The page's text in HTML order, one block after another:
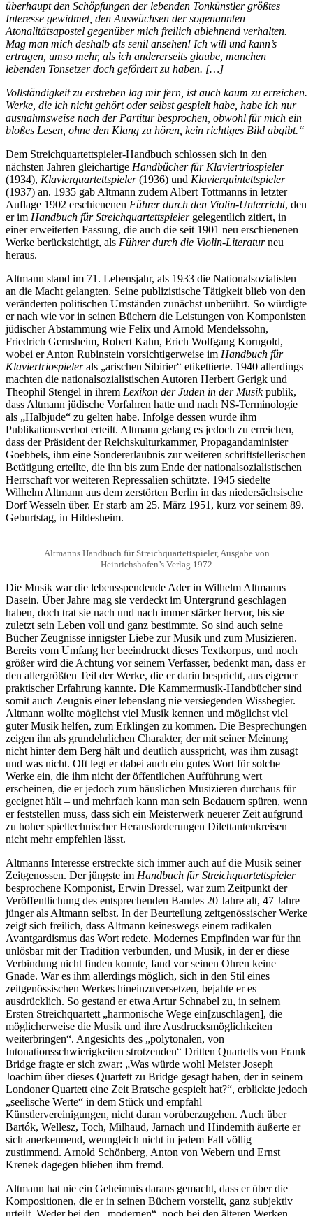
überhaupt den Schöpfungen der lebenden Tonkünstler größtes
Interesse gewidmet, den Auswüchsen der sogenannten
Atonalitätsapostel gegenüber mich freilich ablehnend verhalten.
Mag man mich deshalb als senil ansehen! Ich will und kann’s
ertragen, umso mehr, als ich andererseits glaube, manchen
lebenden Tonsetzer doch gefördert zu haben. […]
Vollständigkeit zu erstreben lag mir fern, ist auch kaum zu erreichen.
Werke, die ich nicht gehört oder selbst gespielt habe, habe ich nur
ausnahmsweise nach der Partitur besprochen, obwohl für mich ein
bloßes Lesen, ohne den Klang zu hören, kein richtiges Bild abgibt.“
Dem Streichquartettspieler-Handbuch schlossen sich in den
nächsten Jahren gleichartige Handbücher für Klaviertriospieler
(1934), Klavierquartettspieler(1936) und Klavierquintettspieler
(1937) an. 1935 gab Altmann zudem Albert Tottmanns in letzter
Auflage 1902 erschienenen Führer durch den Violin-Unterricht, den
er im Handbuch für Streichquartettspielergelegentlich zitiert, in
einer erweiterten Fassung, die auch die seit 1901 neu erschienenen
Werke berücksichtigt, als Führer durch die Violin-Literaturneu
heraus.
Altmann stand im 71. Lebensjahr, als 1933 die Nationalsozialisten
an die Macht gelangten. Seine publizistische Tätigkeit blieb von den
veränderten politischen Umständen zunächst unberührt. So würdigte
er nach wie vor in seinen Büchern die Leistungen von Komponisten
jüdischer Abstammung wie Felix und Arnold Mendelssohn,
Friedrich Gernsheim, Robert Kahn, Erich Wolfgang Korngold,
wobei er Anton Rubinstein vorsichtigerweise im Handbuch für
Klaviertriospielerals „arischen Sibirier“ etikettierte. 1940 allerdings
machten die nationalsozialistischen Autoren Herbert Gerigk und
Theophil Stengel in ihrem Lexikon der Juden in der Musikpublik,
dass Altmann jüdische Vorfahren hatte und nach NS-Terminologie
als „Halbjude“ zu gelten habe. Infolge dessen wurde ihm
Publikationsverbot erteilt. Altmann gelang es jedoch zu erreichen,
dass der Präsident der Reichskulturkammer, Propagandaminister
Goebbels, ihm eine Sondererlaubnis zur weiteren schriftstellerischen
Betätigung erteilte, die ihn bis zum Ende der nationalsozialistischen
Herrschaft vor weiteren Repressalien schützte. 1945 siedelte
Wilhelm Altmann aus dem zerstörten Berlin in das niedersächsische
Dorf Wesseln über. Er starb am 25. März 1951, kurz vor seinem 89.
Geburtstag, in Hildesheim.
Altmanns Handbuch für Streichquartettspieler, Ausgabe von
Heinrichshofen’s Verlag 1972
Die Musik war die lebensspendende Ader in Wilhelm Altmanns
Dasein. Über Jahre mag sie verdeckt im Untergrund geschlagen
haben, doch trat sie nach und nach immer stärker hervor, bis sie
zuletzt sein Leben voll und ganz bestimmte. So sind auch seine
Bücher Zeugnisse innigster Liebe zur Musik und zum Musizieren.
Bereits vom Umfang her beeindruckt dieses Textkorpus, und noch
größer wird die Achtung vor seinem Verfasser, bedenkt man, dass er
den allergrößten Teil der Werke, die er darin bespricht, aus eigener
praktischer Erfahrung kannte. Die Kammermusik-Handbücher sind
somit auch Zeugnis einer lebenslang nie versiegenden Wissbegier.
Altmann wollte möglichst viel Musik kennen und möglichst viel
guter Musik helfen, zum Erklingen zu kommen. Die Besprechungen
zeigen ihn als grundehrlichen Charakter, der mit seiner Meinung
nicht hinter dem Berg hält und deutlich ausspricht, was ihm zusagt
und was nicht. Oft legt er dabei auch ein gutes Wort für solche
Werke ein, die ihm nicht der öffentlichen Aufführung wert
erscheinen, die er jedoch zum häuslichen Musizieren durchaus für
geeignet hält – und mehrfach kann man sein Bedauern spüren, wenn
er feststellen muss, dass sich ein Meisterwerk neuerer Zeit aufgrund
zu hoher spieltechnischer Herausforderungen Dilettantenkreisen
nicht mehr empfehlen lässt.
Altmanns Interesse erstreckte sich immer auch auf die Musik seiner
Zeitgenossen. Der jüngste im Handbuch für Streichquartettspieler
besprochene Komponist, Erwin Dressel, war zum Zeitpunkt der
Veröffentlichung des entsprechenden Bandes 20 Jahre alt, 47 Jahre
jünger als Altmann selbst. In der Beurteilung zeitgenössischer Werke
zeigt sich freilich, dass Altmann keineswegs einem radikalen
Avantgardismus das Wort redete. Modernes Empfinden war für ihn
unlösbar mit der Tradition verbunden, und Musik, in der er diese
Verbindung nicht finden konnte, fand vor seinen Ohren keine
Gnade. War es ihm allerdings möglich, sich in den Stil eines
zeitgenössischen Werkes hineinzuversetzen, bejahte er es
ausdrücklich. So gestand er etwa Artur Schnabel zu, in seinem
Ersten Streichquartett „harmonische Wege ein[zuschlagen], die
möglicherweise die Musik und ihre Ausdrucksmöglichkeiten
weiterbringen“. Angesichts des „polytonalen, von
Intonationsschwierigkeiten strotzenden“ Dritten Quartetts von Frank
Bridge fragte er sich zwar: „Was würde wohl Meister Joseph
Joachim über dieses Quartett zu Bridge gesagt haben, der in seinem
Londoner Quartett eine Zeit Bratsche gespielt hat?“, erblickte jedoch
„seelische Werte“ in dem Stück und empfahl
Künstlervereinigungen, nicht daran vorüberzugehen. Auch über
Bartók, Wellesz, Toch, Milhaud, Jarnach und Hindemith äußerte er
sich anerkennend, wenngleich nicht in jedem Fall völlig
zustimmend. Arnold Schönberg, Anton von Webern und Ernst
Krenek dagegen blieben ihm fremd.
Altmann hat nie ein Geheimnis daraus gemacht, dass er über die
Kompositionen, die er in seinen Büchern vorstellt, ganz subjektiv
urteilt. Weder bei den „modernen“, noch bei den älteren Werken